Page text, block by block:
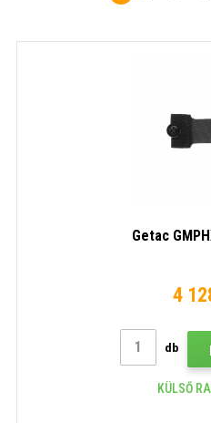
Getac
4
db
KÜLSŐ